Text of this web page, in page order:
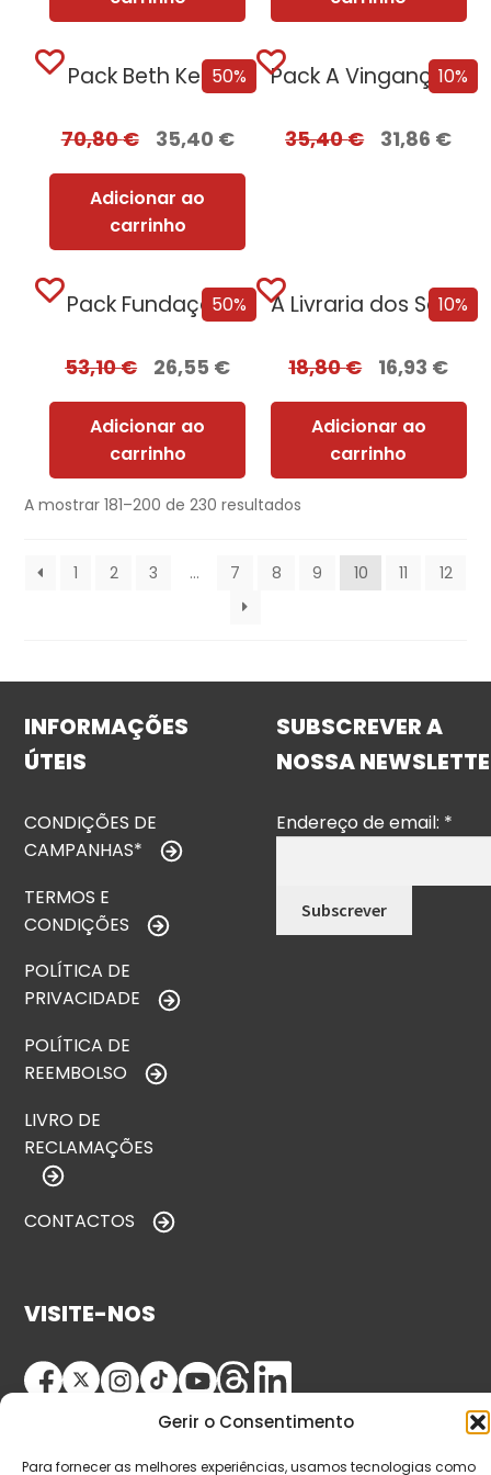
Gerir o Consentimento
Para fornecer as melhores experiências, usamos tecnologias como
50%
Pack Beth Kerry
70,80€ 35,40 €
Adicionar ao
carrinho
10%
Pack A Vingança Serve-se Fria
35,40€ 31,86 €
50%
Pack Fundação
53,10€ 26,55 €
Adicionar ao
carrinho
10%
A Livraria dos Segredos
18,80€ 16,93 €
Adicionar ao
carrinho
A mostrar 181–200 de 230 resultados
1 2 3 … 7 8 9 10 11 12
INFORMAÇÕES
ÚTEIS
CONDIÇÕES DE
CAMPANHAS*
TERMOS E
CONDIÇÕES
POLÍTICA DE
PRIVACIDADE
POLÍTICA DE
REEMBOLSO
LIVRO DE
RECLAMAÇÕES
CONTACTOS
SUBSCREVER A
NOSSA
Endereço de email: *
VISITE-NOS